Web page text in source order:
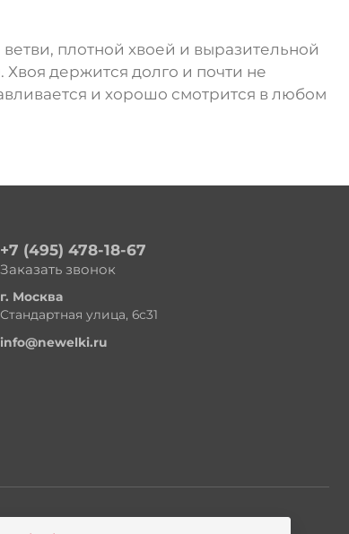
плотной хвоей и выразительной
держится долго и почти не
и хорошо смотрится в любом
+7 (495) 478-18-67
Заказать звонок
г. Москва
Стандартная улица, 6с31
info@newelki.ru